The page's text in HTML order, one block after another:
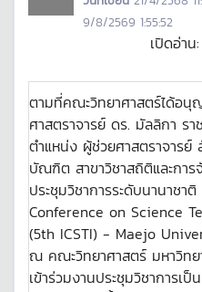
9/8/2569 1:55:52
เปิดอ่าน:
ตามที่คณะวิทยาศาสตร์ได้อนุ
ศาสตราจารย์ ดร. มัลลิกา ร
ตำแหน่ง ผู้ช่วยศาสตราจาร
บัณฑิต สาขาวิชาสถิติและการ
ประชุมวิชาการระดับนานาช
Conference on Science
(5th ICSTI) - Maejo
ณ คณะวิทยาศาสตร์ มหาวิทย
เข้าร่วมงานประชุมวิชาการเ